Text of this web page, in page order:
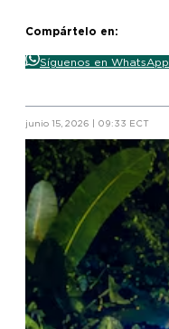
Compártelo en:
Síguenos en WhatsApp
junio 15, 2026 | 09:33 ECT